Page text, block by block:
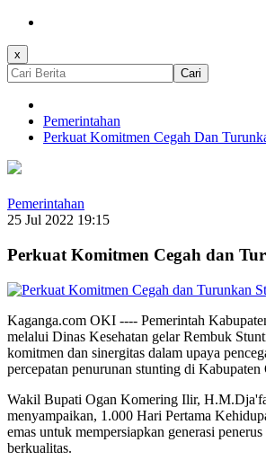
x
Cari
Pemerintahan
Perkuat Komitmen Cegah Dan
Pemerintahan
25 Jul 2022 19:15
Perkuat Komitmen Cegah dan
Kaganga.com OKI ---- Pemerintah
melalui Dinas Kesehatan gelar Rembuk
komitmen dan sinergitas dalam upaya
percepatan penurunan stunting di
Wakil Bupati Ogan Komering Ilir,
menyampaikan, 1.000 Hari Pertama
emas untuk mempersiapkan generasi
berkualitas.